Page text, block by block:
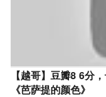
【越哥】豆瓣8 6分
《芭萨提的颜色》